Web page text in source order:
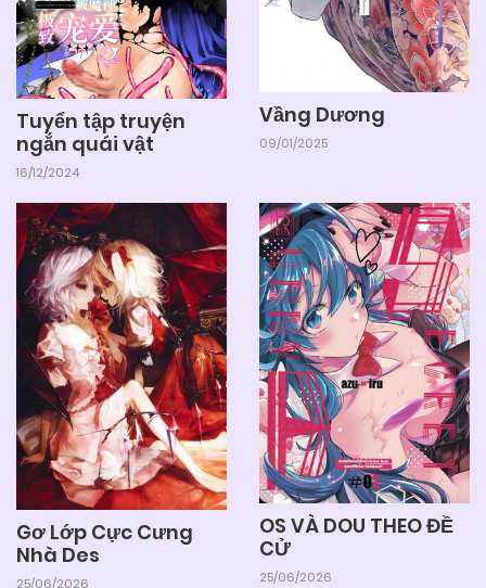
Tuyển tập truyện
ngắn quái vật
16/12/2024
Vầng Dương
09/01/2025
Gơ Lớp Cực Cưng
Nhà Des
25/06/2026
OS VÀ DOU THEO ĐỀ
CỬ
25/06/2026